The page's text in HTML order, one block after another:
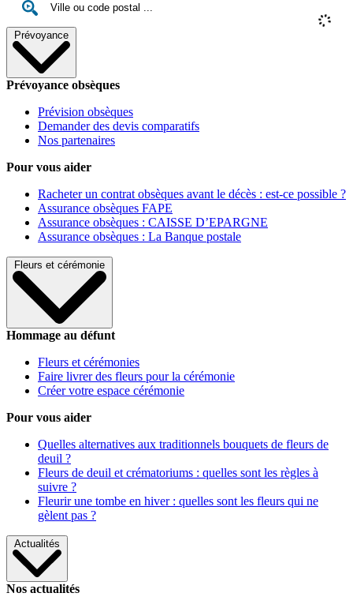
Prévoyance
Prévoyance obsèques
Prévision obsèques
Demander des devis comparatifs
Nos partenaires
Pour vous aider
Racheter un contrat obsèques avant le décès : est-ce possible ?
Assurance obsèques FAPE
Assurance obsèques : CAISSE D’EPARGNE
Assurance obsèques : La Banque postale
Fleurs et cérémonie
Hommage au défunt
Fleurs et cérémonies
Faire livrer des fleurs pour la cérémonie
Créer votre espace cérémonie
Pour vous aider
Quelles alternatives aux traditionnels bouquets de fleurs de
deuil ?
Fleurs de deuil et crématoriums : quelles sont les règles à
suivre ?
Fleurir une tombe en hiver : quelles sont les fleurs qui ne
gèlent pas ?
Actualités
Nos actualités